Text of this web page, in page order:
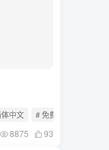
中文 # 免费软件
8875 93